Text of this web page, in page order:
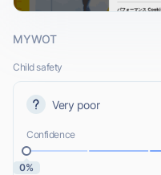
MYWOT
Child safety
Very poor
Confidence
0%